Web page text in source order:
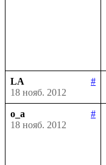
LA
#
18 нояб. 2012
o_a
#
18 нояб. 2012